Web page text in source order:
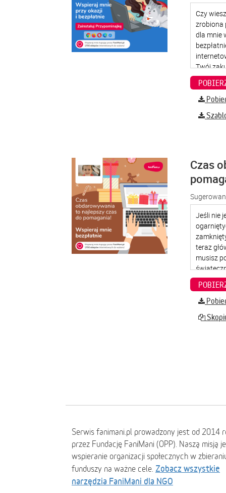
Czas
Serwis fanimani.pl prowadzony jest od 2014
przez Fundację FaniMani (OPP). Naszą misją
wspieranie organizacji społecznych w
funduszy na ważne cele. Zobacz wszystkie
narzędzia FaniMani dla NGO